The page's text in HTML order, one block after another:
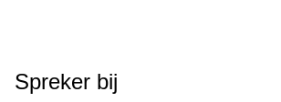
Spreker bij